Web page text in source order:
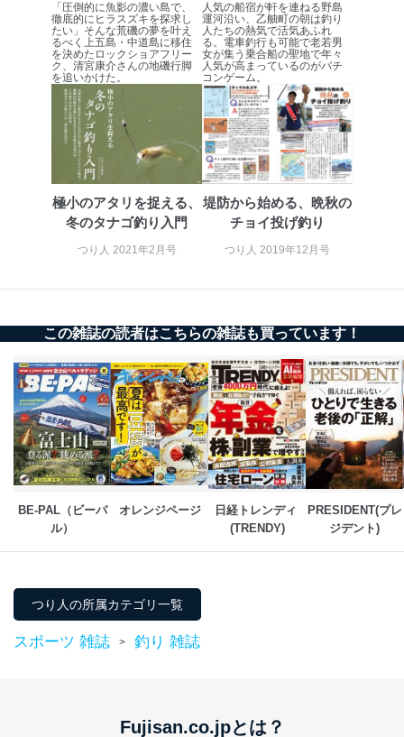
「圧倒的に魚影の濃い島で、
徹底的にヒラスズキを探求し
たい」そんな荒磯の夢を叶え
るべく上五島・中道島に移住
を決めたロックショアフリー
ク、清宮康介さんの地磯行脚
を追いかけた。
人気の船宿が軒を連ねる野島
運河沿い、乙舳町の朝は釣り
人たちの熱気で活気あふれ
る。電車釣行も可能で老若男
女が集う乗合船の聖地で年々
人気が高まっているのがバチ
コンゲーム。
極小のアタリを捉える、
冬のタナゴ釣り入門
つり人 2021年2月号
堤防から始める、晩秋の
チョイ投げ釣り
つり人 2019年12月号
この雑誌の読者はこちらの雑誌も買っています！
BE-PAL（ビーパ
ル）
オレンジページ
日経トレンディ
(TRENDY)
PRESIDENT(プレ
ジデント)
つり人の所属カテゴリ一覧
スポーツ 雑誌 > 釣り 雑誌
Fujisan.co.jpとは？